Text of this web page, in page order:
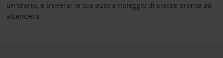
un'orario, e troverai la tua auto a noleggio di classe pronta ad
attenderti.